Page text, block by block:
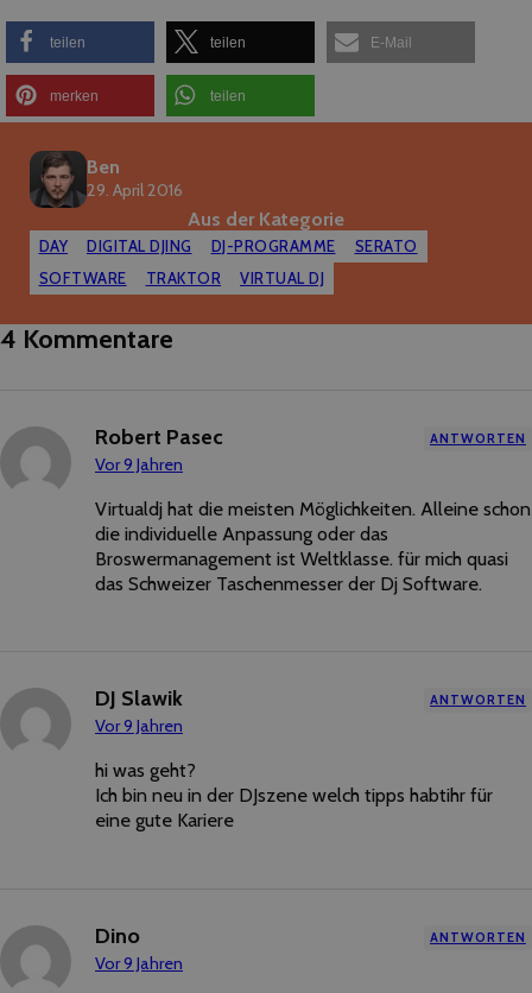
teilen teilen E-Mail
merken teilen
Ben
29. April 2016
Aus der Kategorie
DAY DIGITAL DJING DJ-PROGRAMME
SERATO
SOFTWARE
TRAKTOR VIRTUAL DJ
4 Kommentare
Robert Pasec
Vor 9 Jahren
ANTWORTEN
Virtualdj hat die meisten Möglichkeiten. Alleine schon
die individuelle Anpassung oder das
Broswermanagement ist Weltklasse. für mich quasi
das Schweizer Taschenmesser der Dj Software.
DJ Slawik
Vor 9 Jahren
ANTWORTEN
hi was geht?
Ich bin neu in der DJszene welch tipps habtihr für
eine gute Kariere
Dino
Vor 9 Jahren
ANTWORTEN